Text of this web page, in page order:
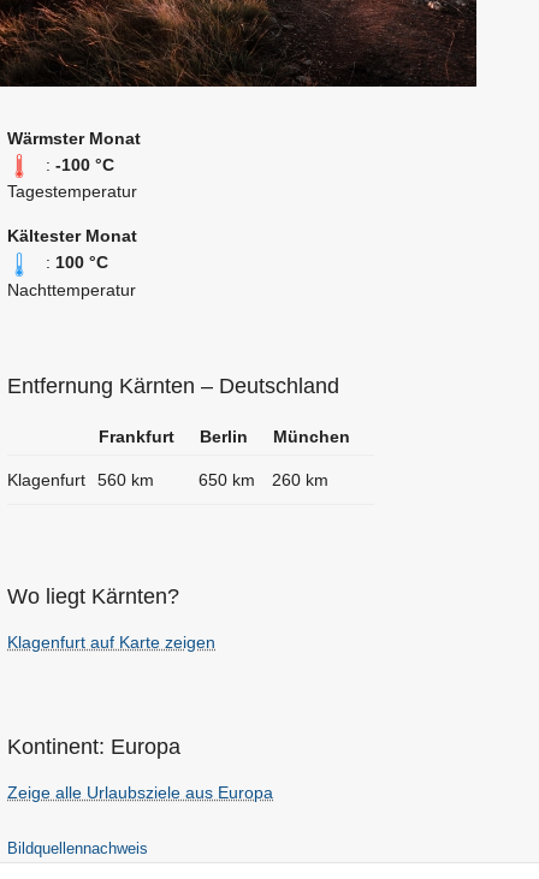
Wärmster Monat
: -100 °C
Tagestemperatur
Kältester Monat
: 100 °C
Nachttemperatur
Entfernung Kärnten – Deutschland
Frankfurt Berlin München
Klagenfurt 560 km 650 km 260 km
Wo liegt Kärnten?
Klagenfurt auf Karte zeigen
Kontinent: Europa
Zeige alle Urlaubsziele aus Europa
Bildquellennachweis